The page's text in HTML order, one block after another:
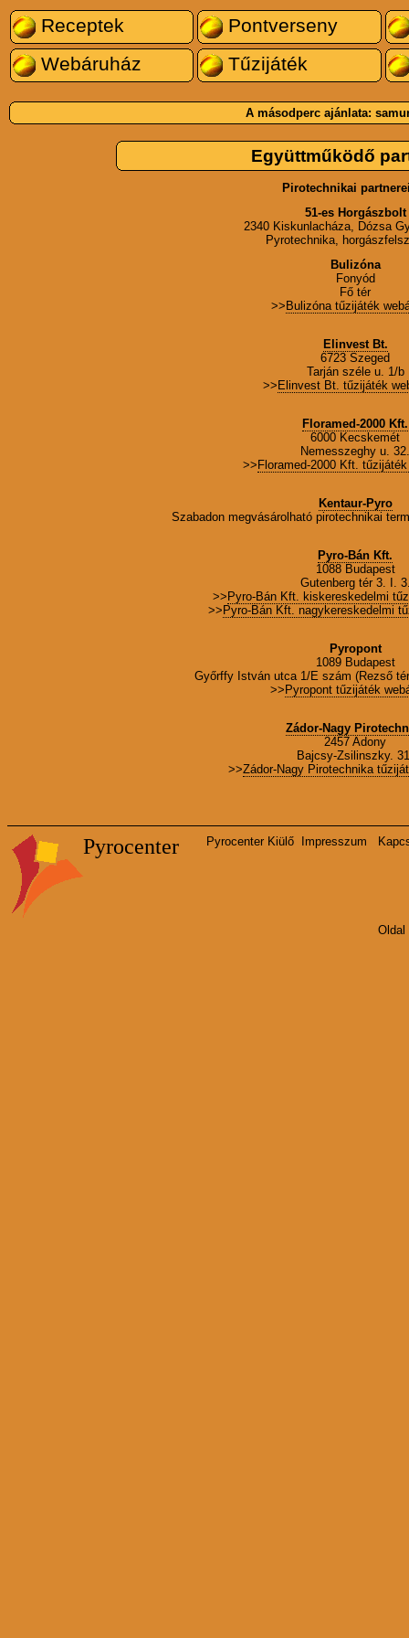
Receptek
Pontverseny
Webáruház
Tűzijáték
A másodperc ajánlata:
Együttműködő
Pirotechnikai
51-es Horgászbolt
2340 Kiskunlacháza, Dózsa
Pyrotechnika,
Bulizóna
Fonyód
Fő tér
>> Bulizóna tűzijáték
Elinvest Bt.
6723 Szeged
Tarján széle u. 1/b
>> Elinvest Bt. tűzijáték
Floramed-2000 Kft.
6000 Kecskemét
Nemesszeghy u. 32.
>> Floramed-2000 Kft.
Kentaur-Pyro
Szabadon megvásárolható pirotechnikai
Pyro-Bán Kft.
1088 Budapest
Gutenberg tér 3. I.
>> Pyro-Bán Kft. kiskereskedelmi
>> Pyro-Bán Kft. nagykereskedelmi
Pyropont
1089 Budapest
Győrffy István utca 1/E szám (Rezső
>> Pyropont tűzijáték
Zádor-Nagy
2457 Adony
Bajcsy-Zsilinszky.
>>Zádor-Nagy Pirotechnika
Pyrocenter Pyrocenter Kiülő Impresszum
Oldal